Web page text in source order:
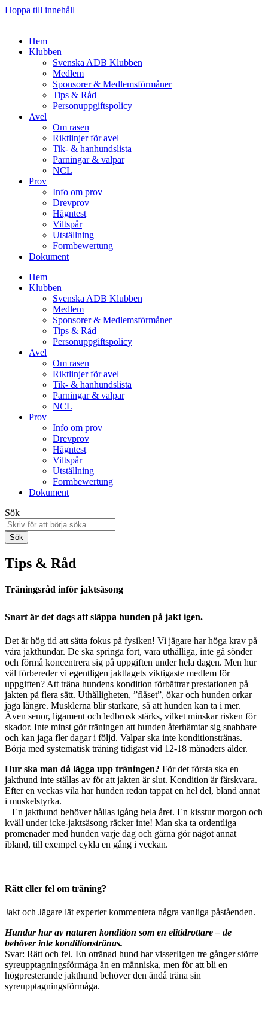
Hoppa till innehåll
Hem
Klubben
Svenska ADB Klubben
Medlem
Sponsorer & Medlemsförmåner
Tips & Råd
Personuppgiftspolicy
Avel
Om rasen
Riktlinjer för avel
Tik- & hanhundslista
Parningar & valpar
NCL
Prov
Info om prov
Drevprov
Hägntest
Viltspår
Utställning
Formbewertung
Dokument
Hem
Klubben
Svenska ADB Klubben
Medlem
Sponsorer & Medlemsförmåner
Tips & Råd
Personuppgiftspolicy
Avel
Om rasen
Riktlinjer för avel
Tik- & hanhundslista
Parningar & valpar
NCL
Prov
Info om prov
Drevprov
Hägntest
Viltspår
Utställning
Formbewertung
Dokument
Sök
Sök
Tips & Råd
Träningsråd inför jaktsäsong
Snart är det dags att släppa hunden på jakt igen.
Det är hög tid att sätta fokus på fysiken! Vi jägare har höga krav på
våra jakthundar. De ska springa fort, vara uthålliga, inte gå sönder
och förmå koncentrera sig på uppgiften under hela dagen. Men hur
väl förbereder vi egentligen jaktlagets viktigaste medlem för
uppgiften? Att träna hundens kondition förbättrar prestationen på
jakten på flera sätt. Uthålligheten, ”flåset”, ökar och hunden orkar
jaga längre. Musklerna blir starkare, så att hunden kan ta i mer.
Även senor, ligament och ledbrosk stärks, vilket minskar risken för
skador. Inte minst gör träningen att hunden återhämtar sig snabbare
och kan jaga fler dagar i följd. Valpar ska inte konditionstränas.
Börja med systematisk träning tidigast vid 12-18 månaders ålder.
Hur ska man då lägga upp träningen? För det första ska en
jakthund inte ställas av för att jakten är slut. Kondition är färskvara.
Efter en veckas vila har hunden redan tappat en hel del, bland annat
i muskelstyrka.
– En jakthund behöver hållas igång hela året. En kisstur morgon och
kväll under icke-jaktsäsong räcker inte! Man ska ta ordentliga
promenader med hunden varje dag och gärna gör något annat
ibland, till exempel cykla en gång i veckan.
Rätt eller fel om träning?
Jakt och Jägare lät experter kommentera några vanliga påståenden.
Hundar har av naturen kondition som en elitidrottare – de
behöver inte konditionstränas.
Svar: Rätt och fel. En otränad hund har visserligen tre gånger större
syreupptagningsförmåga än en människa, men för att bli en
högpresterande jakthund behöver den ändå träna sin
syreupptagningsförmåga.